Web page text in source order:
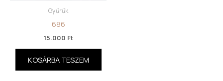
Gyűrűk
686
15.000 Ft
KOSÁRBA TESZEM